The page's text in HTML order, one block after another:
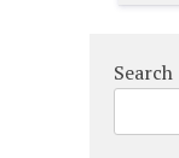
Search